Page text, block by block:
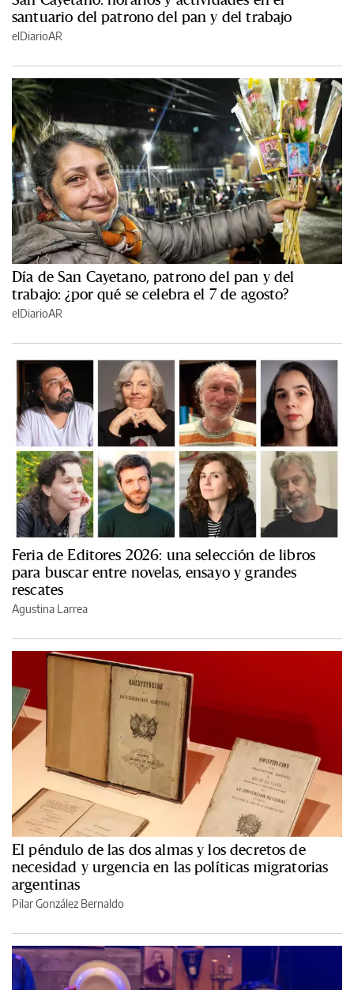
santuario del patrono del pan y del trabajo
elDiarioAR
Día de San Cayetano, patrono del pan y del
trabajo: ¿por qué se celebra el 7 de agosto?
elDiarioAR
Feria de Editores 2026: una selección de libros
para buscar entre novelas, ensayo y grandes
rescates
Agustina Larrea
El péndulo de las dos almas y los decretos de
necesidad y urgencia en las políticas migratorias
argentinas
Pilar González Bernaldo